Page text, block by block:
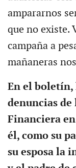
ampararnos
que no existe.
campaña a
mañaneras
En el boletín,
denuncias
Financiera
él, como su
su esposa la